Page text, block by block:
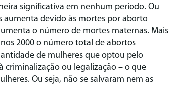
significativa em nenhum período. Ou
aumenta devido às mortes por aborto
o número de mortes maternas. Mais
2000 o número total de abortos
de mulheres que optou pelo
criminalização ou legalização – o que
Ou seja, não se salvaram nem as